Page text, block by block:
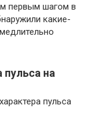
первым шагом в
какие-
пульса на
пульса